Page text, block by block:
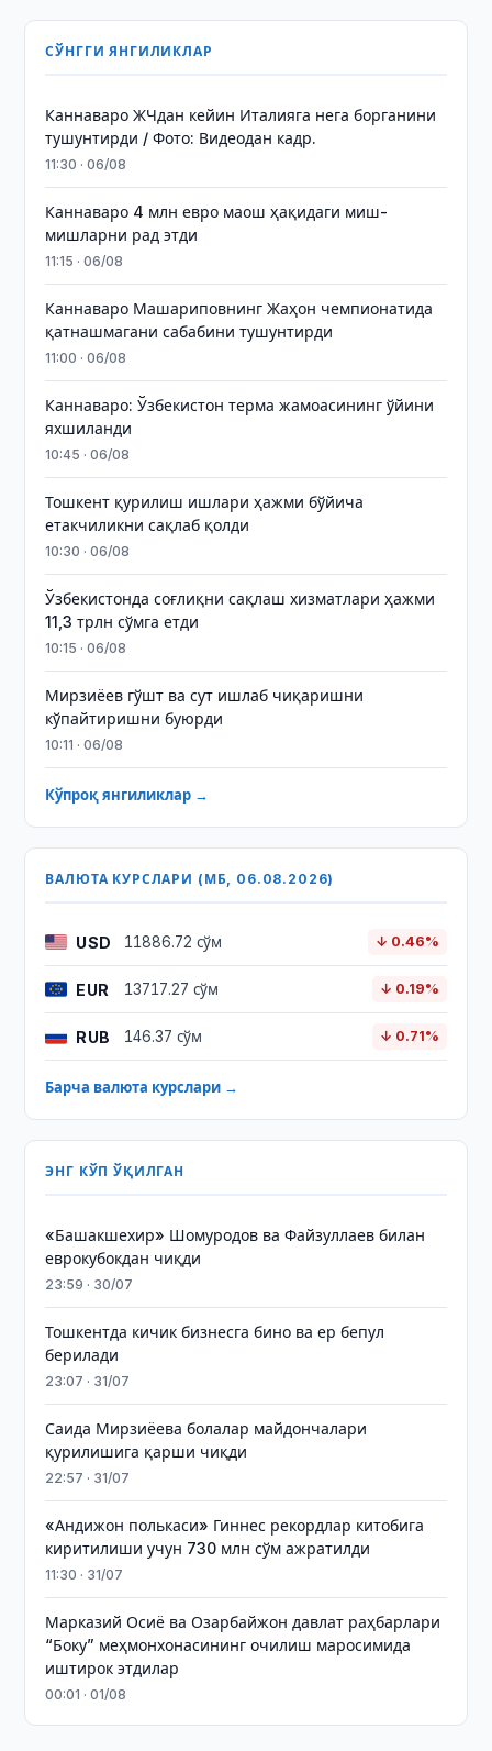
СЎНГГИ ЯНГИЛИКЛАР
Каннаваро ЖЧдан кейин Италияга нега борганини
тушунтирди / Фото: Видеодан кадр.
11:30 · 06/08
Каннаваро 4 млн евро маош ҳақидаги миш-
мишларни рад этди
11:15 · 06/08
Каннаваро Машариповнинг Жаҳон чемпионатида
қатнашмагани сабабини тушунтирди
11:00 · 06/08
Каннаваро: Ўзбекистон терма жамоасининг ўйини
яхшиланди
10:45 · 06/08
Тошкент қурилиш ишлари ҳажми бўйича
етакчиликни сақлаб қолди
10:30 · 06/08
Ўзбекистонда соғлиқни сақлаш хизматлари ҳажми
11,3 трлн сўмга етди
10:15 · 06/08
Мирзиёев гўшт ва сут ишлаб чиқаришни
кўпайтиришни буюрди
10:11 · 06/08
Кўпроқ янгиликлар →
ВАЛЮТА КУРСЛАРИ (МБ, 06.08.2026)
USD 11886.72 сўм ↓ 0.46%
EUR 13717.27 сўм ↓ 0.19%
RUB 146.37 сўм ↓ 0.71%
Барча валюта курслари →
ЭНГ КЎП ЎҚИЛГАН
«Башакшехир» Шомуродов ва Файзуллаев билан
еврокубокдан чиқди
23:59 · 30/07
Тошкентда кичик бизнесга бино ва ер бепул
берилади
23:07 · 31/07
Саида Мирзиёева болалар майдончалари
қурилишига қарши чиқди
22:57 · 31/07
«Андижон полькаси» Гиннес рекордлар китобига
киритилиши учун 730 млн сўм ажратилди
11:30 · 31/07
Марказий Осиё ва Озарбайжон давлат раҳбарлари
“Боку” меҳмонхонасининг очилиш маросимида
иштирок этдилар
00:01 · 01/08